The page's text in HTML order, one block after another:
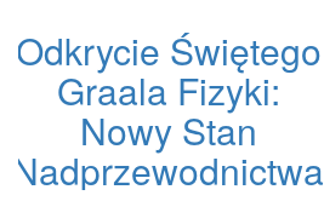
Odkrycie Świętego
Graala Fizyki:
Nowy Stan
Nadprzewodnictwa